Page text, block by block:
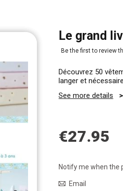
Le grand
Be the first to review
Découvrez 50
langer et
See more details
€27.95
Notify me when the
Email